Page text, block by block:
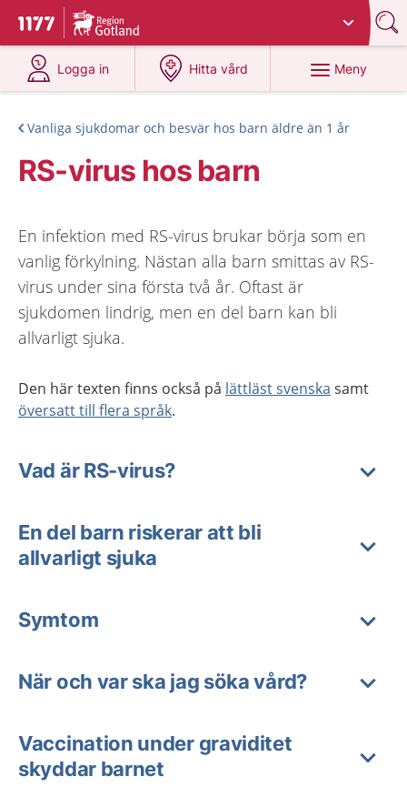
Till startsidan för 1177
Du har valt region
Logga in
på 1177.se
Hitta vård
på 1177.se
Meny
Vanliga sjukdomar och besvär hos barn äldre än 1 år
RS-virus hos barn
En infektion med RS-virus brukar börja som en
vanlig förkylning. Nästan alla barn smittas av RS-
virus under sina första två år. Oftast är
sjukdomen lindrig, men en del barn kan bli
allvarligt sjuka.
Den här texten finns också på lättläst svenska samt
översatt till flera språk.
Vad är RS-virus?
En del barn riskerar att bli
allvarligt sjuka
Symtom
När och var ska jag söka vård?
Vaccination under graviditet
skyddar barnet